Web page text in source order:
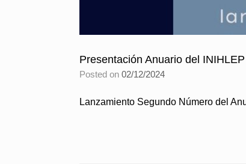
Presentación Anuario del INIHLEP
Posted on 02/12/2024
Lanzamiento Segundo Número del